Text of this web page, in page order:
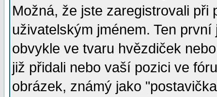
Možná, že jste zaregistrovali
uživatelským jménem. Ten
obvykle ve tvaru hvězdiček
již přidali nebo vaší pozici ve
obrázek, známý jako